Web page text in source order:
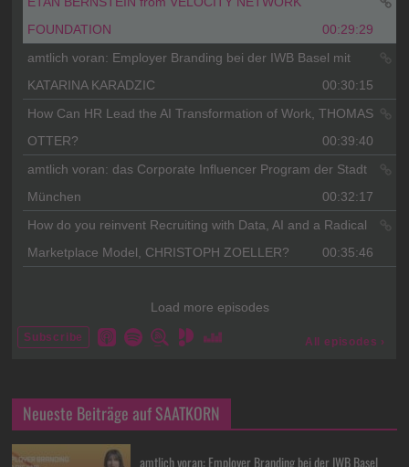
Neueste Beiträge auf SAATKORN
amtlich voran: Employer Branding bei der IWB Basel